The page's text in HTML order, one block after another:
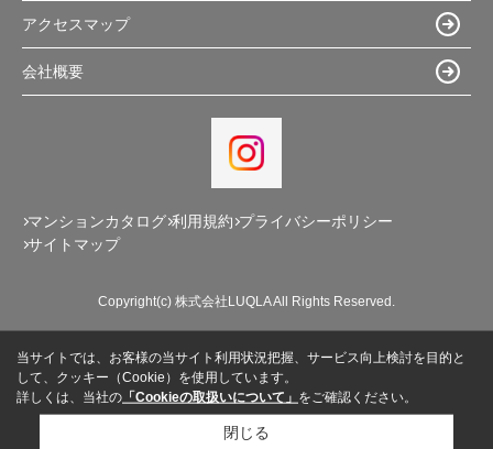
アクセスマップ
会社概要
マンションカタログ 利用規約 プライバシーポリシー
サイトマップ
Copyright(c) 株式会社LUQLA All Rights Reserved.
当サイトでは、お客様の当サイト利用状況把握、サービス向上検討を目的と
して、クッキー（Cookie）を使用しています。
詳しくは、当社の 「Cookieの取扱いについて」 をご確認ください。
閉じる